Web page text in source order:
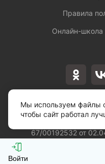
Войти
Лицензия
67/00192532 от
Правила
Онлайн-
Мы используем файлы
чтобы сайт работал